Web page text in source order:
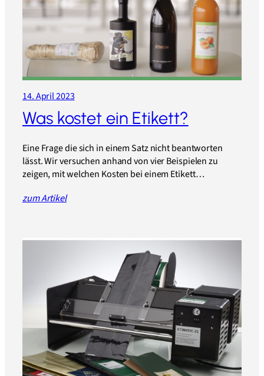
14. April 2023
Was kostet ein Etikett?
Eine Frage die sich in einem Satz nicht beantworten
lässt. Wir versuchen anhand von vier Beispielen zu
zeigen, mit welchen Kosten bei einem Etikett…
zum Artikel